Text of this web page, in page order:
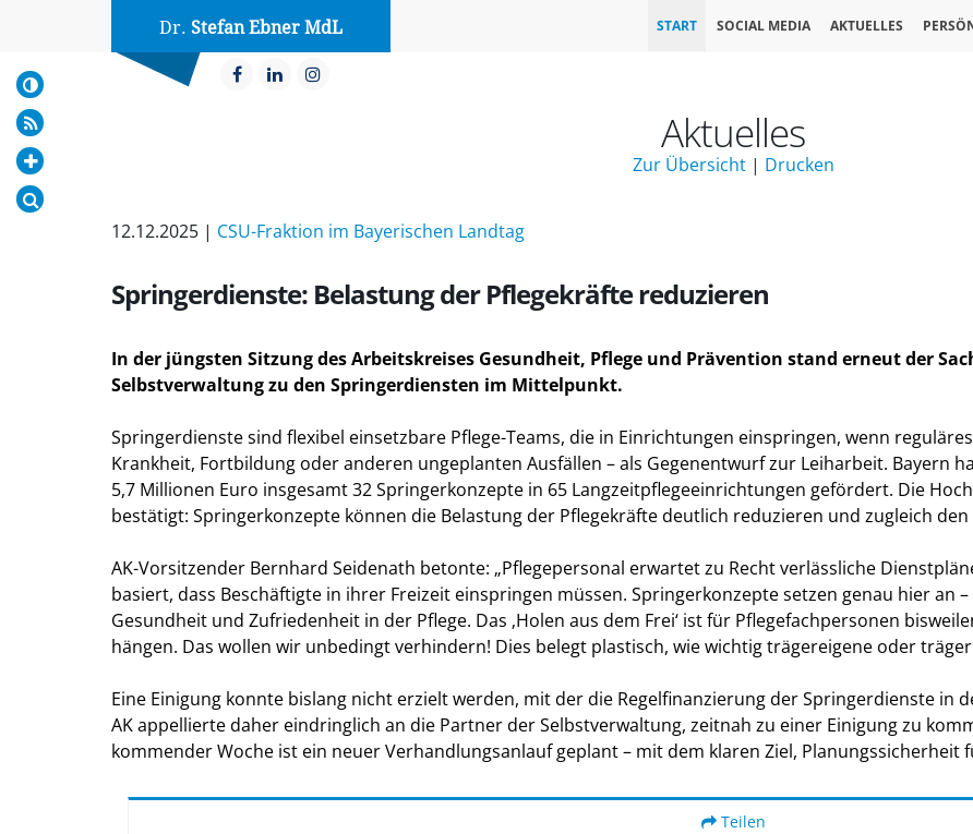
Dr. Stefan Ebner MdL START SOCIAL MEDIA AKTUELLES
Aktuelles
Zur Übersicht| Drucken
12.12.2025 | CSU-Fraktion im Bayerischen Landtag
Springerdienste: Belastung der Pflegekräfte reduzieren
In der jüngsten Sitzung des Arbeitskreises Gesundheit, Pflege und Prävention stand erneut der
Selbstverwaltung zu den Springerdiensten im Mittelpunkt.
Springerdienste sind flexibel einsetzbare Pflege-Teams, die in Einrichtungen einspringen, wenn
Krankheit, Fortbildung oder anderen ungeplanten Ausfällen – als Gegenentwurf zur Leiharbeit. Bayern
5,7 Millionen Euro insgesamt 32 Springerkonzepte in 65 Langzeitpflegeeinrichtungen gefördert. Die
bestätigt: Springerkonzepte können die Belastung der Pflegekräfte deutlich reduzieren und zugleich
AK-Vorsitzender Bernhard Seidenath betonte: „Pflegepersonal erwartet zu Recht verlässliche
basiert, dass Beschäftigte in ihrer Freizeit einspringen müssen. Springerkonzepte setzen genau hier an
Gesundheit und Zufriedenheit in der Pflege. Das ‚Holen aus dem Frei‘ ist für Pflegefachpersonen
hängen. Das wollen wir unbedingt verhindern! Dies belegt plastisch, wie wichtig trägereigene oder
Eine Einigung konnte bislang nicht erzielt werden, mit der die Regelfinanzierung der Springerdienste in
AK appellierte daher eindringlich an die Partner der Selbstverwaltung, zeitnah zu einer Einigung zu
kommender Woche ist ein neuer Verhandlungsanlauf geplant – mit dem klaren Ziel, Planungssicherheit
Teilen